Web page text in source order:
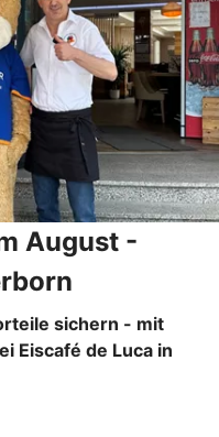
August -
sichern - mit
Eiscafé de Luca in